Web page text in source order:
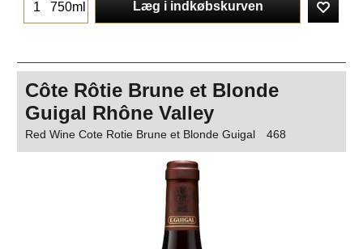
750ml Læg i indkøbskurven
Côte Rôtie Brune et Blonde
Guigal Rhône Valley
Red Wine Cote Rotie Brune et Blonde Guigal 468